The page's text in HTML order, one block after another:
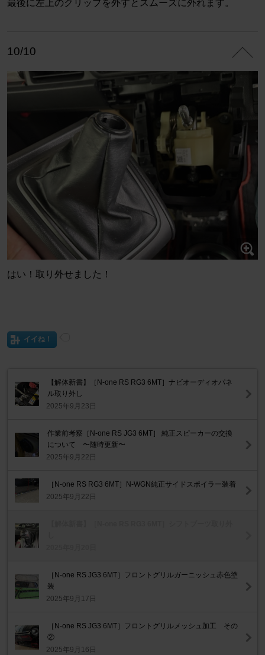
最後に左上のクリップを外すとスムーズに外れます。
10/10
はい！取り外せました！
イイね！
【解体新書】［N-one RS RG3 6MT］ナビオーディオパネ
ル取り外し
2025年9月23日
作業前考察［N-one RS JG3 6MT］ 純正スピーカーの交換
について 〜随時更新〜
2025年9月22日
［N-one RS RG3 6MT］N-WGN純正サイドスポイラー装着
2025年9月22日
［N-one RS JG3 6MT］フロントグリルガーニッシュ赤色塗
装
2025年9月17日
［N-one RS JG3 6MT］フロントグリルメッシュ加工 その
②
2025年9月16日